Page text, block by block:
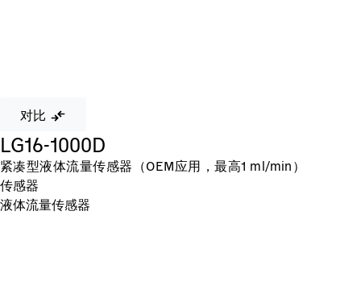
对比
LG16-1000D
紧凑型液体流量传感器（OEM应用，最高1 ml/min）
传感器
液体流量传感器